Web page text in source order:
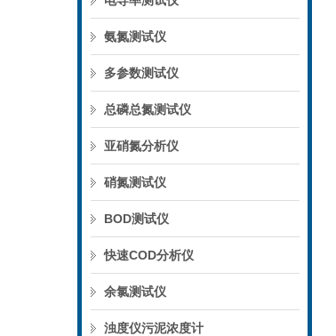
氨氮测试仪
多参数测试仪
总磷总氮测试仪
亚硝氮分析仪
硝氮测试仪
BOD测试仪
快速COD分析仪
余氯测试仪
浊度仪污泥浓度计